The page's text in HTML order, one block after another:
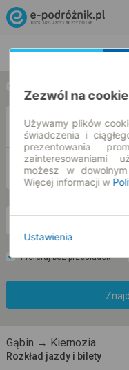
w jedną stronę
DO
Preferuj bez przesiadek
Gąbin → Kiernozia
Rozkład jazdy i bilety
Zezwól na
Używamy plików
świadczenia i
prezentowania
zainteresowaniami
możesz w
Więcej informacji w
Ustawienia